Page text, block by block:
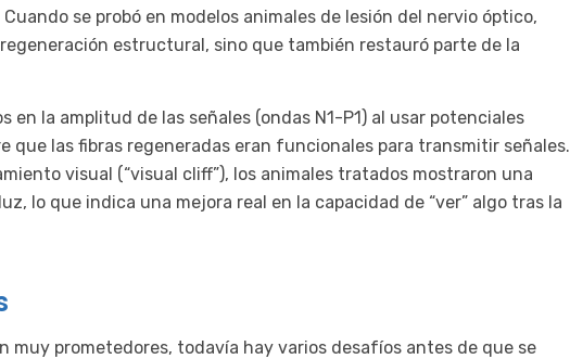
se probó en modelos animales de lesión del nervio óptico,
estructural, sino que también restauró parte de la
en la amplitud de las señales (ondas N1-P1) al usar potenciales
que las fibras regeneradas eran funcionales para transmitir señales.
visual (“visual cliff”), los animales tratados mostraron una
lo que indica una mejora real en la capacidad de “ver” algo tras la
muy prometedores, todavía hay varios desafíos antes de que se